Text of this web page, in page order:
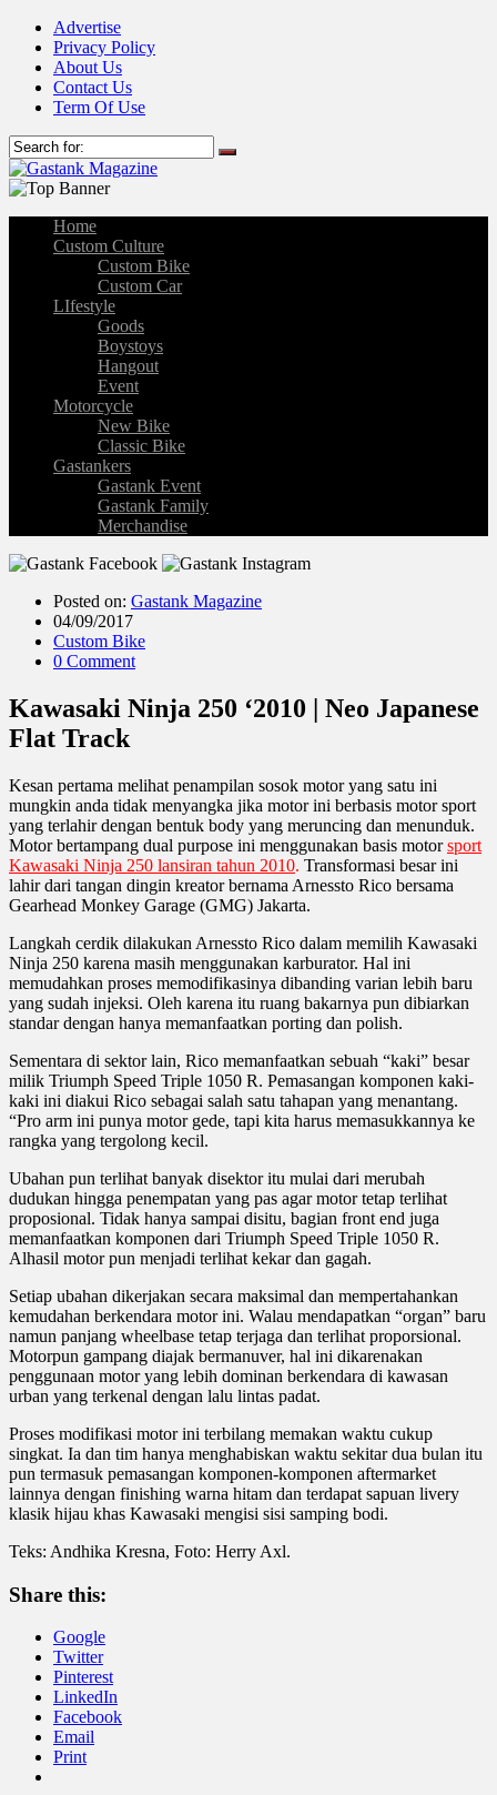
Advertise
Privacy Policy
About Us
Contact Us
Term Of Use
Home
Custom Culture
Custom Bike
Custom Car
LIfestyle
Goods
Boystoys
Hangout
Event
Motorcycle
New Bike
Classic Bike
Gastankers
Gastank Event
Gastank Family
Merchandise
Posted on: Gastank Magazine
04/09/2017
Custom Bike
0 Comment
Kawasaki Ninja 250 ‘2010 | Neo Japanese
Flat Track
Kesan pertama melihat penampilan sosok motor yang satu ini
mungkin anda tidak menyangka jika motor ini berbasis motor sport
yang terlahir dengan bentuk body yang meruncing dan menunduk.
Motor bertampang dual purpose ini menggunakan basis motorsport
Kawasaki Ninja 250 lansiran tahun 2010. Transformasi besar ini
lahir dari tangan dingin kreator bernama Arnessto Rico bersama
Gearhead Monkey Garage (GMG) Jakarta.
Langkah cerdik dilakukan Arnessto Rico dalam memilih Kawasaki
Ninja 250 karena masih menggunakan karburator. Hal ini
memudahkan proses memodifikasinya dibanding varian lebih baru
yang sudah injeksi. Oleh karena itu ruang bakarnya pun dibiarkan
standar dengan hanya memanfaatkan porting dan polish.
Sementara di sektor lain, Rico memanfaatkan sebuah “kaki” besar
milik Triumph Speed Triple 1050 R. Pemasangan komponen kaki-
kaki ini diakui Rico sebagai salah satu tahapan yang menantang.
“Pro arm ini punya motor gede, tapi kita harus memasukkannya ke
rangka yang tergolong kecil.
Ubahan pun terlihat banyak disektor itu mulai dari merubah
dudukan hingga penempatan yang pas agar motor tetap terlihat
proposional. Tidak hanya sampai disitu, bagian front end juga
memanfaatkan komponen dari Triumph Speed Triple 1050 R.
Alhasil motor pun menjadi terlihat kekar dan gagah.
Setiap ubahan dikerjakan secara maksimal dan mempertahankan
kemudahan berkendara motor ini. Walau mendapatkan “organ” baru
namun panjang wheelbase tetap terjaga dan terlihat proporsional.
Motorpun gampang diajak bermanuver, hal ini dikarenakan
penggunaan motor yang lebih dominan berkendara di kawasan
urban yang terkenal dengan lalu lintas padat.
Proses modifikasi motor ini terbilang memakan waktu cukup
singkat. Ia dan tim hanya menghabiskan waktu sekitar dua bulan itu
pun termasuk pemasangan komponen-komponen aftermarket
lainnya dengan finishing warna hitam dan terdapat sapuan livery
klasik hijau khas Kawasaki mengisi sisi samping bodi.
Teks: Andhika Kresna, Foto: Herry Axl.
Share this:
Google
Twitter
Pinterest
LinkedIn
Facebook
Email
Print